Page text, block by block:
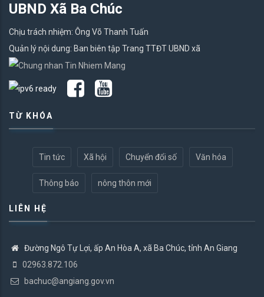
UBND Xã Ba Chúc
Chịu trách nhiệm: Ông Võ Thanh Tuấn
Quản lý nội dung: Ban biên tập Trang TTĐT UBND xã
TỪ KHÓA
Tin tức Xã hội Chuyển đổi số Văn hóa
Thông báo nông thôn mới
LIÊN HỆ
Đường Ngô Tự Lợi, ấp An Hòa A, xã Ba Chúc, tỉnh An Giang
02963.872.106
bachuc@angiang.gov.vn